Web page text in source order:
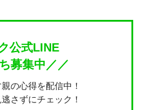
公式LINE
募集中／／
の心得を配信中！
さずにチェック！